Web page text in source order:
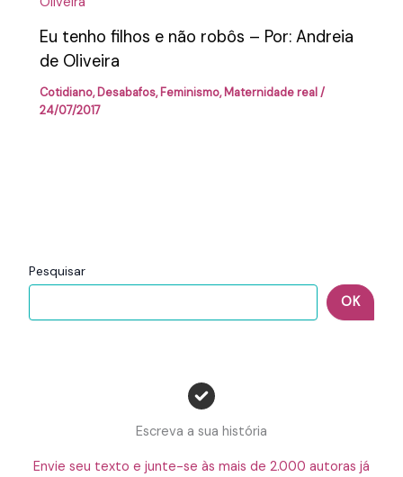
Pesquisar
OK
Escreva a sua história
Envie seu texto e junte-se às mais de 2.000 autoras já
Eu tenho filhos e não robôs – Por: Andreia
de Oliveira
Cotidiano,Desabafos,Feminismo,Maternidade real/
24/07/2017